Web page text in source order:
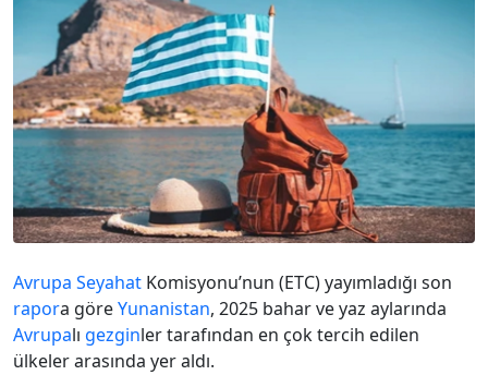
Avrupa Seyahat Komisyonu’nun (ETC) yayımladığı son
rapora göreYunanistan, 2025 bahar ve yaz aylarında
Avrupalı gezginler tarafından en çok tercih edilen
ülkeler arasında yer aldı.